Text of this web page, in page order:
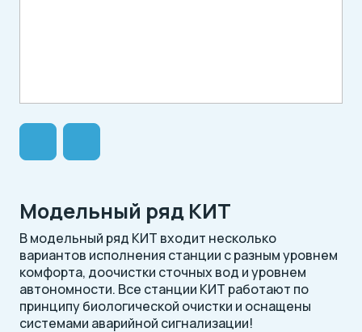
Модельный ряд КИТ
В модельный ряд КИТ входит несколько
вариантов исполнения станции с разным уровнем
комфорта, доочистки сточных вод и уровнем
автономности. Все станции КИТ работают по
принципу биологической очистки и оснащены
системами аварийной сигнализации!